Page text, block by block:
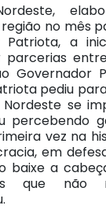
no mês
Patriota, a
parcerias
Governador
pediu
Nordeste se
percebendo
vez na
em
baixe a
que não